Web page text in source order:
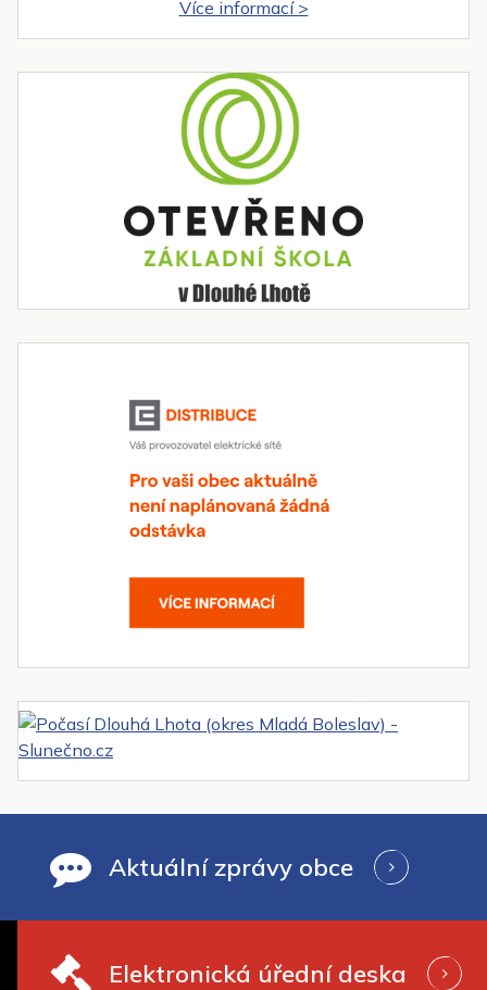
Více informací >
Aktuální zprávy obce
Elektronická úřední deska